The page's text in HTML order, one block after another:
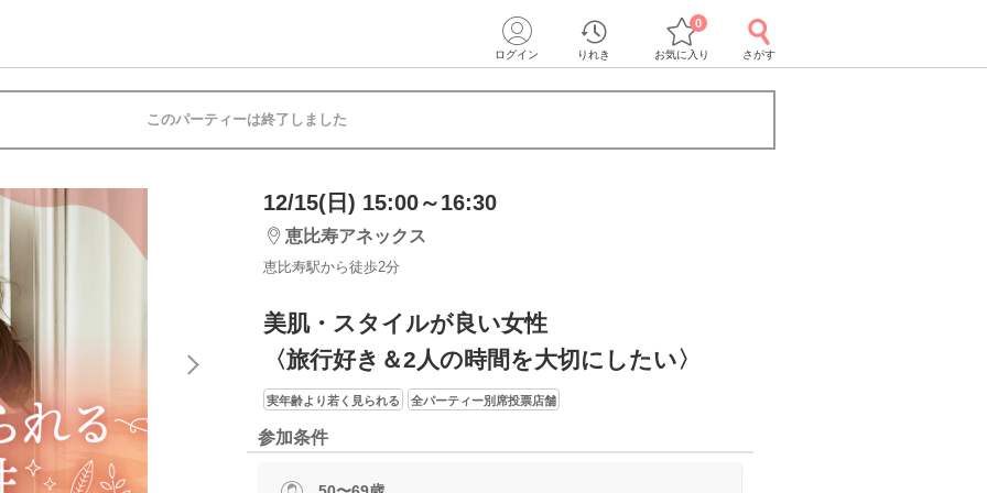
ログイン りれき お気に入り
0
さがす
このパーティーは終了しました
12/15(日) 15:00～16:30
恵比寿アネックス
恵比寿駅から徒歩2分
美肌・スタイルが良い女性
〈旅行好き＆2人の時間を大切にしたい〉
実年齢より若く見られる 全パーティー別席投票店舗
参加条件